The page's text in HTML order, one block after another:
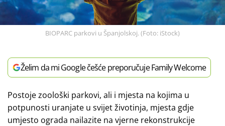
BIOPARC parkovi u Španjolskoj. (Foto: iStock)
Želim da mi Google češće preporučuje Family Welcome
Postoje zoološki parkovi, ali i mjesta na kojima u
potpunosti uranjate u svijet životinja, mjesta gdje
umjesto ograda nailazite na vjerne rekonstrukcije